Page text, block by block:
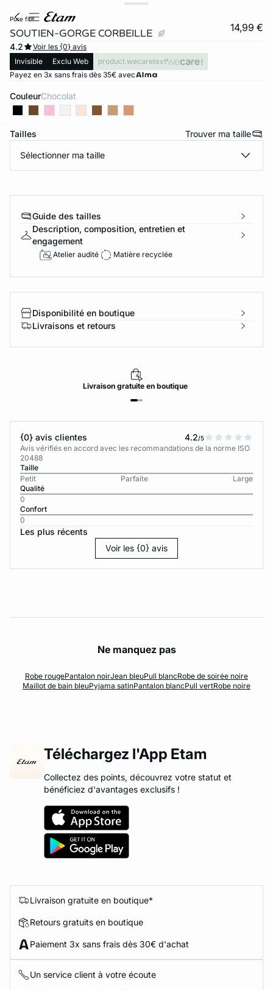
pure fit®
SOUTIEN-GORGE CORBEILLE 14,99 €
4.2
Voir les {0} avis
Invisible
Exclu Web
product.wecaretext
Payez en 3x sans frais dès 35€ avec
Couleur chocolat
Tailles Trouver ma taille
Sélectionner ma taille
Guide des tailles
Description, composition, entretien et
engagement
Atelier audité Matière recyclée
Disponibilité en boutique
Livraisons et retours
Livraisongratuiteen boutique
{0} avis clientes 4.2/5
Avis vérifiés en accord avec les recommandations de la norme ISO
20488
Taille
Petit
Parfaite
Large
Qualité
0
Confort
0
Les plus récents
Voir les {0} avis
Ne manquez pas
Robe rougePantalon noirJean bleuPull blancRobe de soirée noire
Maillot de bain bleuPyjama satinPantalon blancPull vertRobe noire
Téléchargez l'App Etam
Collectez des points, découvrez votre statut et
bénéficiez d'avantages exclusifs !
Livraison gratuite en boutique*
Retours gratuits en boutique
Paiement 3x sans frais dès 30€ d'achat
Un service client à votre écoute